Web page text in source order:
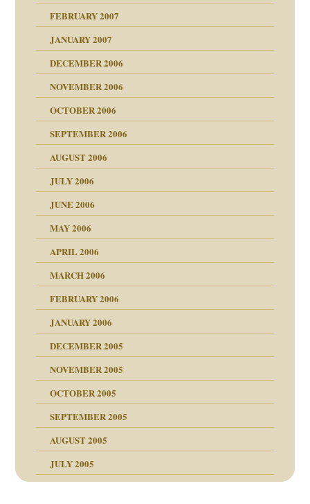
voller Absicht!"
FEBRUARY 2007
JANUARY 2007
DECEMBER 2006
NOVEMBER 2006
OCTOBER 2006
SEPTEMBER 2006
AUGUST 2006
JULY 2006
JUNE 2006
MAY 2006
APRIL 2006
MARCH 2006
FEBRUARY 2006
JANUARY 2006
DECEMBER 2005
NOVEMBER 2005
OCTOBER 2005
SEPTEMBER 2005
AUGUST 2005
JULY 2005